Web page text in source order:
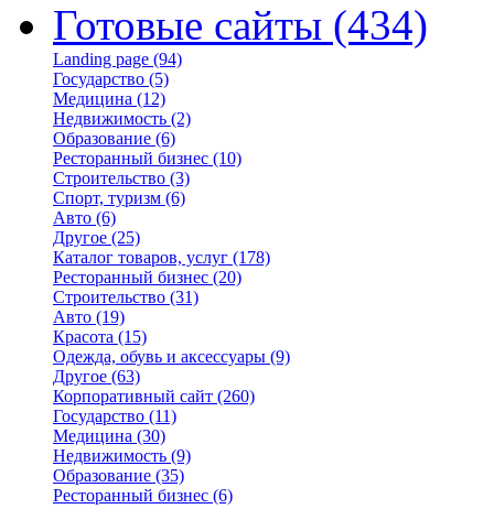
Готовые сайты (434)
Landing page (94)
Государство (5)
Медицина (12)
Недвижимость (2)
Образование (6)
Ресторанный бизнес (10)
Строительство (3)
Спорт, туризм (6)
Авто (6)
Другое (25)
Каталог товаров, услуг (178)
Ресторанный бизнес (20)
Строительство (31)
Авто (19)
Красота (15)
Одежда, обувь и аксессуары (9)
Другое (63)
Корпоративный сайт (260)
Государство (11)
Медицина (30)
Недвижимость (9)
Образование (35)
Ресторанный бизнес (6)